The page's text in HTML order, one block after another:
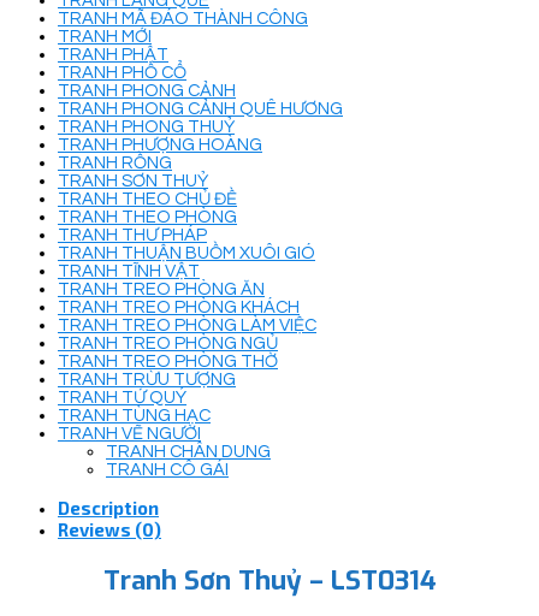
TRANH MÃ ĐÁO THÀNH CÔNG
TRANH MỚI
TRANH PHẬT
TRANH PHỐ CỔ
TRANH PHONG CẢNH
TRANH PHONG CẢNH QUÊ HƯƠNG
TRANH PHONG THUỶ
TRANH PHƯỢNG HOÀNG
TRANH RỒNG
TRANH SƠN THUỶ
TRANH THEO CHỦ ĐỀ
TRANH THEO PHÒNG
TRANH THƯ PHÁP
TRANH THUẬN BUỒM XUÔI GIÓ
TRANH TĨNH VẬT
TRANH TREO PHÒNG ĂN
TRANH TREO PHÒNG KHÁCH
TRANH TREO PHÒNG LÀM VIỆC
TRANH TREO PHÒNG NGỦ
TRANH TREO PHÒNG THỜ
TRANH TRỪU TƯỢNG
TRANH TỨ QUÝ
TRANH TÙNG HẠC
TRANH VẼ NGƯỜI
TRANH CHÂN DUNG
TRANH CÔ GÁI
Description
Reviews (0)
Tranh Sơn Thuỷ – LST0314